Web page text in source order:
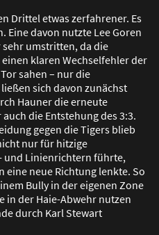
Drittel etwas zerfahrener. Es
Eine davon nutzte Lee Goren
sehr umstritten, da die
klaren Wechselfehler der
sahen – nur die
ßen sich davon zunächst
Hauner die erneute
die Entstehung des 3:3.
gegen die Tigers blieb
nur für hitzige
und Linienrichtern führte,
eine neue Richtung lenkte. So
Bully in der eigenen Zone
in der Haie-Abwehr nutzen
durch Karl Stewart